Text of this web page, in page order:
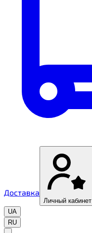
Доставка
Личный кабинет
UA
RU